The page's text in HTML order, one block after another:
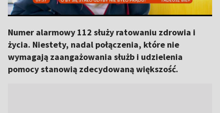
Numer alarmowy 112 służy ratowaniu zdrowia i
życia. Niestety, nadal połączenia, które nie
wymagają zaangażowania służb i udzielenia
pomocy stanowią zdecydowaną większość.